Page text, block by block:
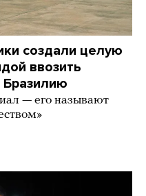
создали целую
ввозить
— его называют